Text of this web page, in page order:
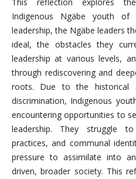
Indigenous Ngäbe youth of
leadership, the Ngäbe leaders
ideal, the obstacles they
leadership at various levels,
through rediscovering and
roots. Due to the historical
discrimination, Indigenous
encountering opportunities to
leadership. They struggle
practices, and communal
pressure to assimilate into
driven, broader society. This